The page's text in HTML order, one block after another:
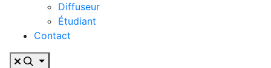
Diffuseur
Étudiant
Contact